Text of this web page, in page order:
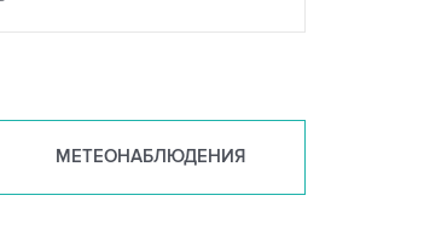
МЕТЕОНАБЛЮДЕНИЯ